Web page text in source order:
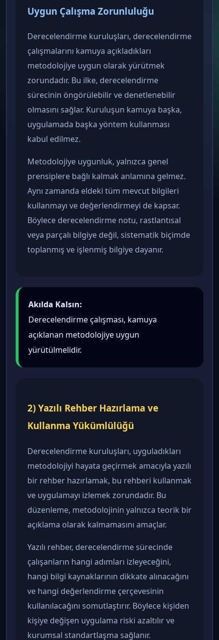
Uygun Çalışma Zorunluluğu
Derecelendirme kuruluşları, derecelendirme
çalışmalarını kamuya açıkladıkları
metodolojiye uygun olarak yürütmek
zorundadır. Bu ilke, derecelendirme
sürecinin öngörülebilir ve denetlenebilir
olmasını sağlar. Kuruluşun kamuya başka,
uygulamada başka yöntem kullanması
kabul edilmez.
Metodolojiye uygunluk, yalnızca genel
prensiplere bağlı kalmak anlamına gelmez.
Aynı zamanda eldeki tüm mevcut bilgileri
kullanmayı ve değerlendirmeyi de kapsar.
Böylece derecelendirme notu, rastlantısal
veya parçalı bilgiye değil, sistematik biçimde
toplanmış ve işlenmiş bilgiye dayanır.
Akılda Kalsın:
Derecelendirme çalışması, kamuya
açıklanan metodolojiye uygun
yürütülmelidir.
2) Yazılı Rehber Hazırlama ve
Kullanma Yükümlülüğü
Derecelendirme kuruluşları, uyguladıkları
metodolojiyi hayata geçirmek amacıyla yazılı
bir rehber hazırlamak, bu rehberi kullanmak
ve uygulamayı izlemek zorundadır. Bu
düzenleme, metodolojinin yalnızca teorik bir
açıklama olarak kalmamasını amaçlar.
Yazılı rehber, derecelendirme sürecinde
çalışanların hangi adımları izleyeceğini,
hangi bilgi kaynaklarının dikkate alınacağını
ve hangi değerlendirme çerçevesinin
kullanılacağını somutlaştırır. Böylece kişiden
kişiye değişen uygulama riski azaltılır ve
kurumsal standartlaşma sağlanır.